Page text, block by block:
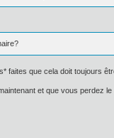
faites que cela doit toujours
et que vous perdez